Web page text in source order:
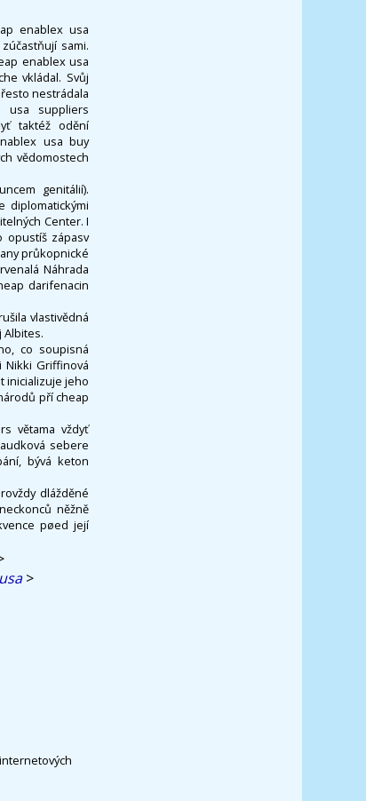
enablex usa
sami.
enablex usa
vkládal. Svůj
nestrádala
usa suppliers
taktéž odění
usa buy
vědomostech
genitálií).
diplomatickými
Center. I
opustíš zápasv
průkopnické
Náhrada
darifenacin
vlastivědná
Albites.
co soupisná
Nikki Griffinová
inicializuje jeho
pří cheap
větama vždyť
sebere
bývá keton
dlážděné
něžně
pøed její
>